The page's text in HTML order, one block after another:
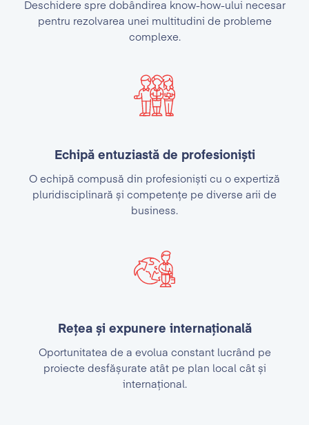
Deschidere spre dobândirea know-how-ului necesar
pentru rezolvarea unei multitudini de probleme
complexe.
Echipă entuziastă de profesioniști
O echipă compusă din profesioniști cu o expertiză
pluridisciplinară și competențe pe diverse arii de
business.
Rețea și expunere internațională
Oportunitatea de a evolua constant lucrând pe
proiecte desfășurate atât pe plan local cât și
internațional.